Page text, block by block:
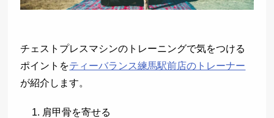
チェストプレスマシンのトレーニングで気をつける
ポイントをティーバランス練馬駅前店のトレーナー
が紹介します。
肩甲骨を寄せる